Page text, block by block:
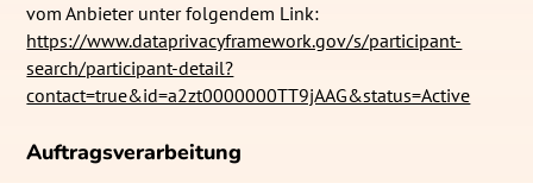
vom Anbieter unter folgendem Link:
https://www.dataprivacyframework.gov/s/participant-
search/participant-detail?
contact=true&id=a2zt0000000TT9jAAG&status=Active
Auftragsverarbeitung